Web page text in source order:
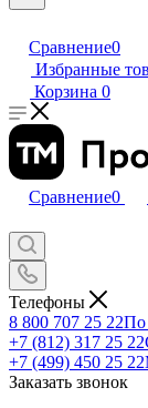
Сравнение0
Избранные
Корзина 0
Сравнение0
Телефоны
8 800 707 25 22По
+7 (812) 317 25 22
+7 (499) 450 25 22
Заказать звонок